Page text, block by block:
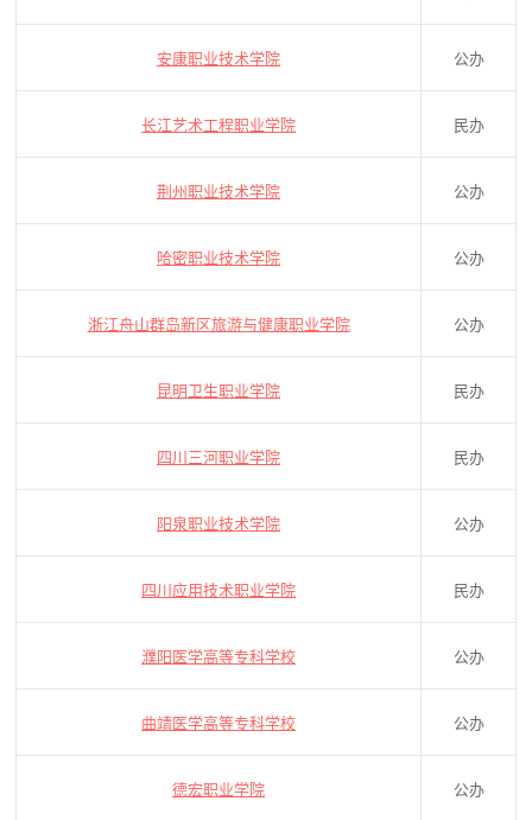
安康职业技术学院 公办
长江艺术工程职业学院 民办
荆州职业技术学院 公办
哈密职业技术学院 公办
浙江舟山群岛新区旅游与健康职业学院 公办
昆明卫生职业学院 民办
四川三河职业学院 民办
阳泉职业技术学院 公办
四川应用技术职业学院 民办
濮阳医学高等专科学校 公办
曲靖医学高等专科学校 公办
德宏职业学院 公办